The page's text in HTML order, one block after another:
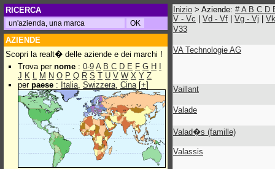
RICERCA
AZIENDE
Scopri la realt� delle aziende e dei marchi !
Trova per nome : 0-9 A B C D E F G H
J K L M N O P Q R S T U V W X Y Z
per paese : Italia, Swizzera, Cina[+]
Inizio > Aziende: #A B C D
V - Vc
Vd - Vf Vg - Vj
V33
VA Technologie AG
Vaillant
Valade
Valad�s (famille)
Valassis